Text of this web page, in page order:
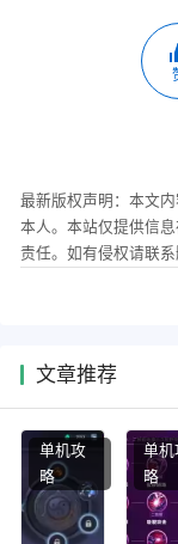
最新版权声明：本文
本人。本站仅提供信
责任。如有侵权请联系
文章推荐
单机攻
略
单机
略